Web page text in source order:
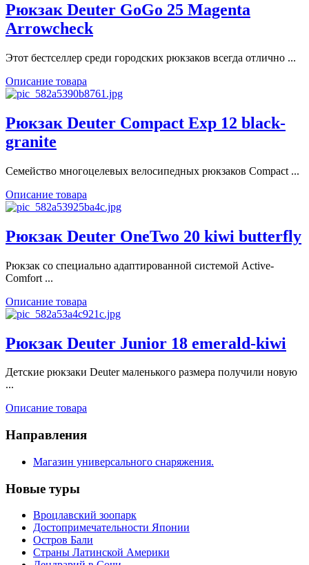
Рюкзак Deuter GoGo 25 Magenta
Arrowcheck
Этот бестселлер среди городских рюкзаков всегда отлично ...
Описание товара
Рюкзак Deuter Compact Exp 12 black-
granite
Семейство многоцелевых велосипедных рюкзаков Compact ...
Описание товара
Рюкзак Deuter OneTwo 20 kiwi butterfly
Рюкзак со специально адаптированной системой Active-
Comfort ...
Описание товара
Рюкзак Deuter Junior 18 emerald-kiwi
Детские рюкзаки Deuter маленького размера получили новую
...
Описание товара
Направления
Магазин универсального снаряжения.
Новые туры
Вроцлавский зоопарк
Достопримечательности Японии
Остров Бали
Страны Латинской Америки